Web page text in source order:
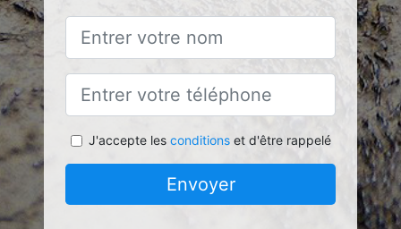
J'accepte les conditionset d'être rappelé
Envoyer